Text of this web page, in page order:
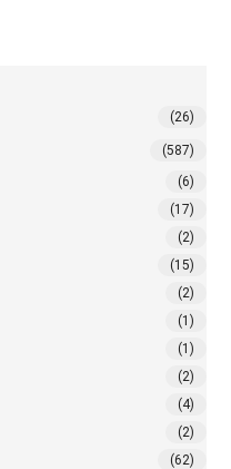
(26)
(587)
(6)
(17)
(2)
(15)
(2)
(1)
(1)
(2)
(4)
(2)
(62)